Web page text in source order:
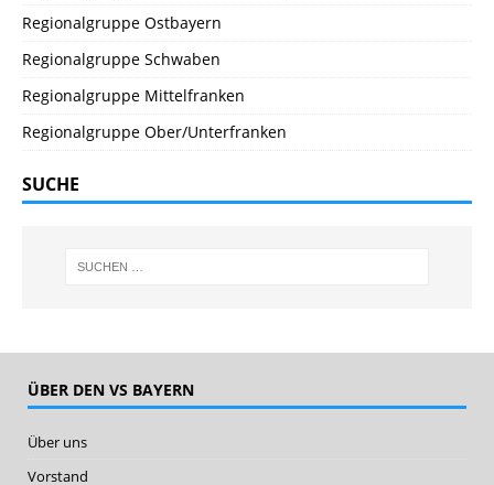
Regionalgruppe Ostbayern
Regionalgruppe Schwaben
Regionalgruppe Mittelfranken
Regionalgruppe Ober/Unterfranken
SUCHE
ÜBER DEN VS BAYERN
Über uns
Vorstand